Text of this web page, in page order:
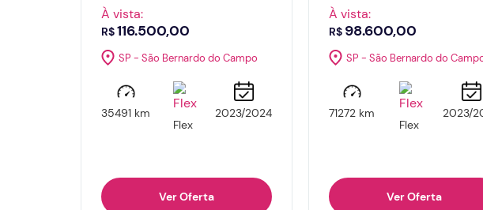
À vista:
R$116.500,00
SP - São Bernardo do Campo
35491 km
Flex
2023/2024
Ver Oferta
À vista:
R$ 98.600,00
SP - São Bernardo do
71272 km
Flex
2023/
Ver Oferta